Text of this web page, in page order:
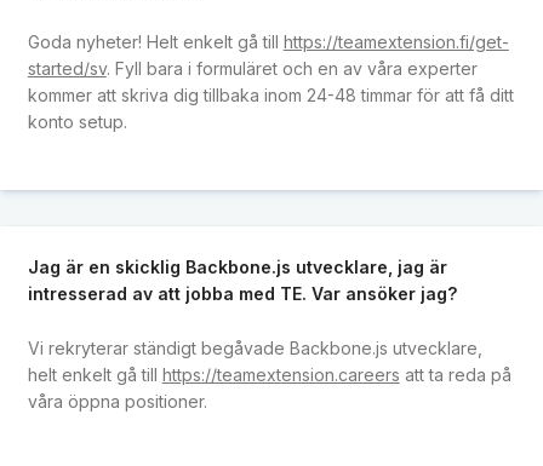
Goda nyheter! Helt enkelt gå till https://teamextension.fi/get-
started/sv. Fyll bara i formuläret och en av våra experter
kommer att skriva dig tillbaka inom 24-48 timmar för att få ditt
konto setup.
Jag är en skicklig Backbone.js utvecklare, jag är
intresserad av att jobba med TE. Var ansöker jag?
Vi rekryterar ständigt begåvade Backbone.js utvecklare,
helt enkelt gå till https://teamextension.careers att ta reda på
våra öppna positioner.